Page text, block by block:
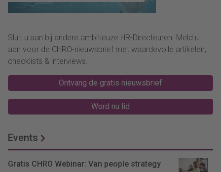
Sluit u aan bij andere ambitieuze HR-Directeuren. Meld u
aan voor de CHRO-nieuwsbrief met waardevolle artikelen,
checklists & interviews.
Ontvang de gratis nieuwsbrief
Word nu lid
Events
Gratis CHRO Webinar: Van people strategy